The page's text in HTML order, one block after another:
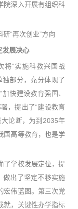
院深入开展有组织科
“再次创业”方向
发展决心
将“实施科教兴国战
独部分，充分体现了
快建设教育强国、
，提出了“建设教育
论断，为到2035年
国高等教育，也是学
了学校发展定位，提
做出了坚定不移实施
宏伟蓝图。第三次党
就，关键性办学指标